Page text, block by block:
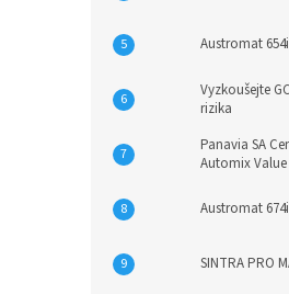
Austromat 654i
Vyzkoušejte
rizika
Panavia SA
Automix
Austromat 674i
SINTRA PRO